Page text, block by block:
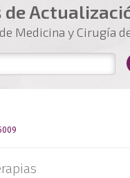
Medicina y Cirugía